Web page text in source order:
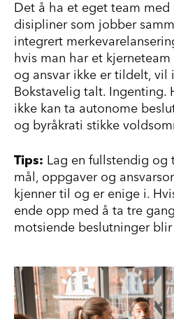
Det å ha et eget team med
disipliner som jobber
integrert
hvis man har et
og ansvar ikke er tildelt, vil
Bokstavelig talt. Ingenting.
ikke kan ta autonome
og byråkrati stikke
Tips: Lag en fullstendig og
mål, oppgaver og
kjenner til og er enige i.
ende opp med å ta tre
motsiende beslutninger